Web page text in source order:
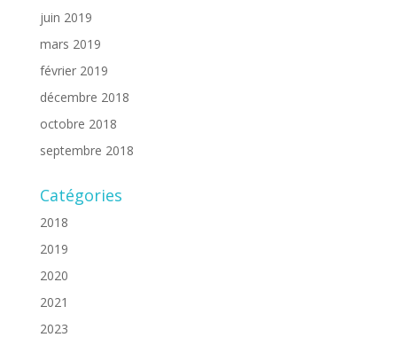
juin 2019
mars 2019
février 2019
décembre 2018
octobre 2018
septembre 2018
Catégories
2018
2019
2020
2021
2023